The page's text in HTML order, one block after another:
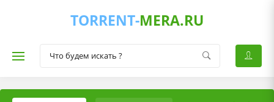
TORRENT-MERA.RU